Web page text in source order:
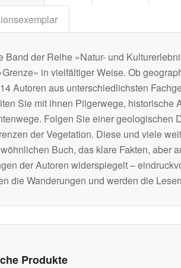
Band der Reihe »Natur- und
in vielfältiger Weise. Ob
Autoren aus unterschiedlichsten
Sie mit ihnen Pilgerwege, historische
Folgen Sie einer geologischen
der Vegetation. Diese und viele
Buch, das klare Fakten, aber
der Autoren widerspiegelt –
die Wanderungen und werden die
Produkte